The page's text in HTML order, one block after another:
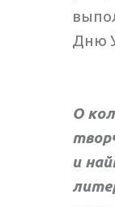
Дню
О
и